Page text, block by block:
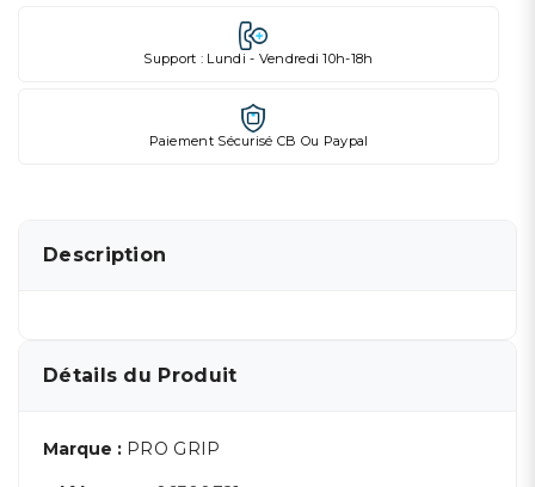
Support : Lundi - Vendredi 10h-18h
Paiement Sécurisé CB Ou Paypal
Description
Détails du Produit
Marque : PRO GRIP